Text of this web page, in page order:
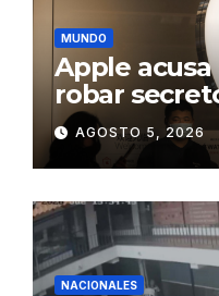
MUNDO
Apple acusa
robar
demanda
personal»
AGOSTO 5, 2026
NACIONALES